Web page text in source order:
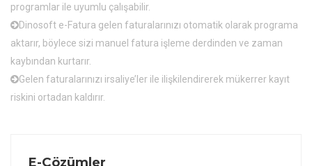
programlar ile uyumlu çalışabilir.
Dinosoft e-Fatura gelen faturalarınızı otomatik olarak programa
aktarır, böylece sizi manuel fatura işleme derdinden ve zaman
kaybından kurtarır.
Gelen faturalarınızı irsaliye’ler ile ilişkilendirerek mükerrer kayıt
riskini ortadan kaldırır.
E-Çözümler